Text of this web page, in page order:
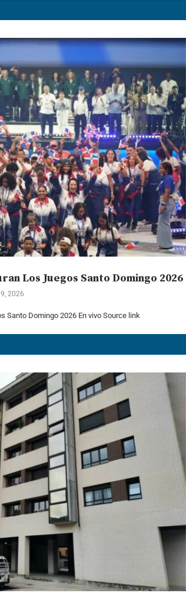
Los Juegos Santo Domingo 2026
2026
Santo Domingo 2026 En vivo Source link